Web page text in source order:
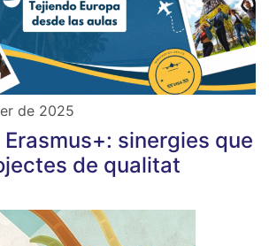
de 2025
sinergies que
de qualitat